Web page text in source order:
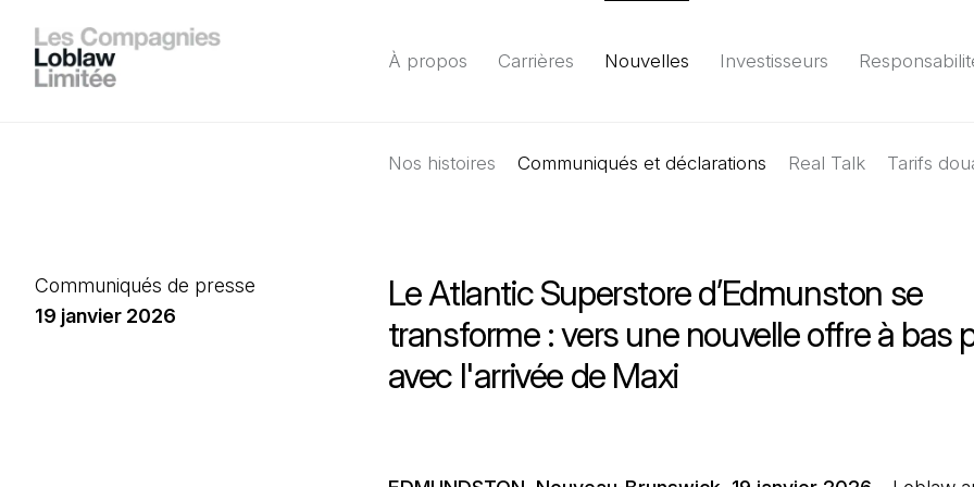
À propos Carrières
(Il
Nouvelles Investisseurs
Environnement Société Gouvernance
Nos histoires Communiqués et déclarations Real Talk Tarifs
Communiqués de presse
19 janvier 2026
Le Atlantic Superstore d’Edmunston se
transforme : vers une nouvelle offre à bas
avec l'arrivée de Maxi